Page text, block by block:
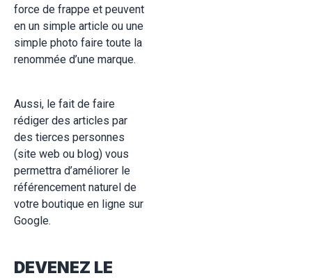
force de frappe et peuvent
en un simple article ou une
simple photo faire toute la
renommée d’une marque.
Aussi, le fait de faire
rédiger des articles par
des tierces personnes
(site web ou blog) vous
permettra d’améliorer le
référencement naturel de
votre boutique en ligne sur
Google.
DEVENEZ LE